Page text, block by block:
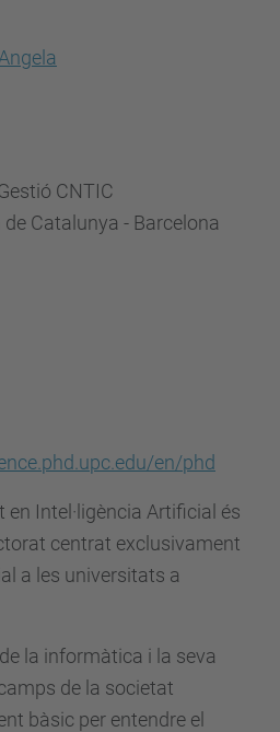
CNTIC
Catalunya - Barcelona
en/phd
en Intel·ligència Artificial és
centrat exclusivament
a les universitats a
la informàtica i la seva
de la societat
bàsic per entendre el